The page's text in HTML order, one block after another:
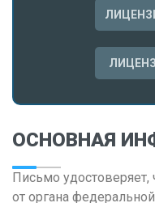
ОСНОВНАЯ
Письмо удостоверяет,
от органа
Оренбург
П
Пенза
Р